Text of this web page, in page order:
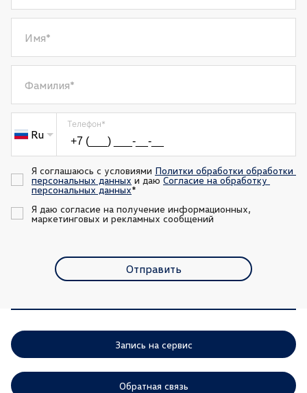
Имя*
Фамилия*
Ru
Телефон*
Я соглашаюсь с условиями Политки обработки обработки
персональных данных и даю Согласие на обработку
персональных данных*
Я даю согласие на получение информационных,
маркетинговых и рекламных сообщений
Отправить
Запись на сервис
Обратная связь